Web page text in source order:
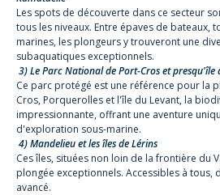
Les spots de découverte dans ce secteur
tous les niveaux. Entre épaves de bateaux,
marines, les plongeurs y trouveront une
subaquatiques exceptionnels.
3) Le Parc National de Port-Cros et presqu'île
Ce parc protégé est une référence pour la
Cros, Porquerolles et l'île du Levant, la
impressionnante, offrant une aventure
d'exploration sous-marine.
4) Mandelieu et les îles de Lérins
Ces îles, situées non loin de la frontière du
plongée exceptionnels. Accessibles à tous,
avancé.